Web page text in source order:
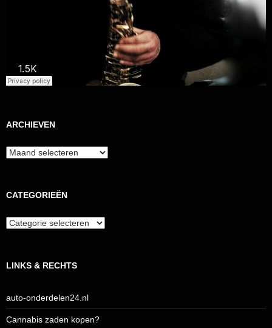
ARCHIEVEN
Archieven
CATEGORIEËN
Categorieën
LINKS & RECHTS
auto-onderdelen24.nl
Cannabis zaden kopen?